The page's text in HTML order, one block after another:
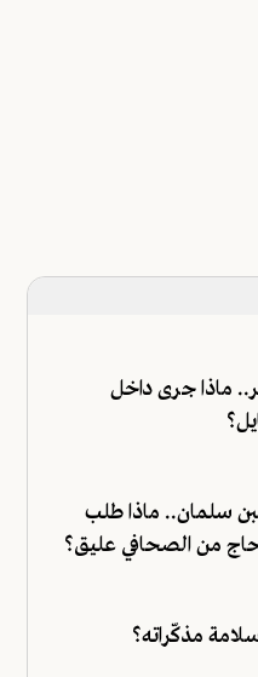
ماذا جرى داخل
سلمان.. ماذا طلب
من الصحافي عليق؟
مذكّراته؟